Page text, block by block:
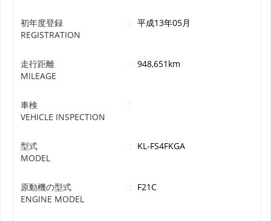
初年度登録
REGISTRATION
: 平成13年05月
走行距離
MILEAGE
: 948,651km
車検
VEHICLE INSPECTION
:
型式
MODEL
: KL-FS4FKGA
原動機の型式
ENGINE MODEL
: F21C